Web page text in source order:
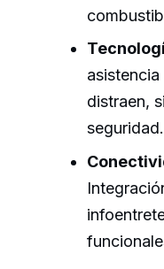
distraen,
seguridad.